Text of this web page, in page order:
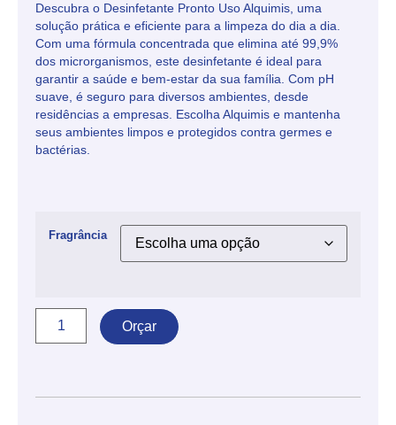
Descubra o Desinfetante Pronto Uso Alquimis, uma
solução prática e eficiente para a limpeza do dia a dia.
Com uma fórmula concentrada que elimina até 99,9%
dos microrganismos, este desinfetante é ideal para
garantir a saúde e bem-estar da sua família. Com pH
suave, é seguro para diversos ambientes, desde
residências a empresas. Escolha Alquimis e mantenha
seus ambientes limpos e protegidos contra germes e
bactérias.
Fragrância
Orçar